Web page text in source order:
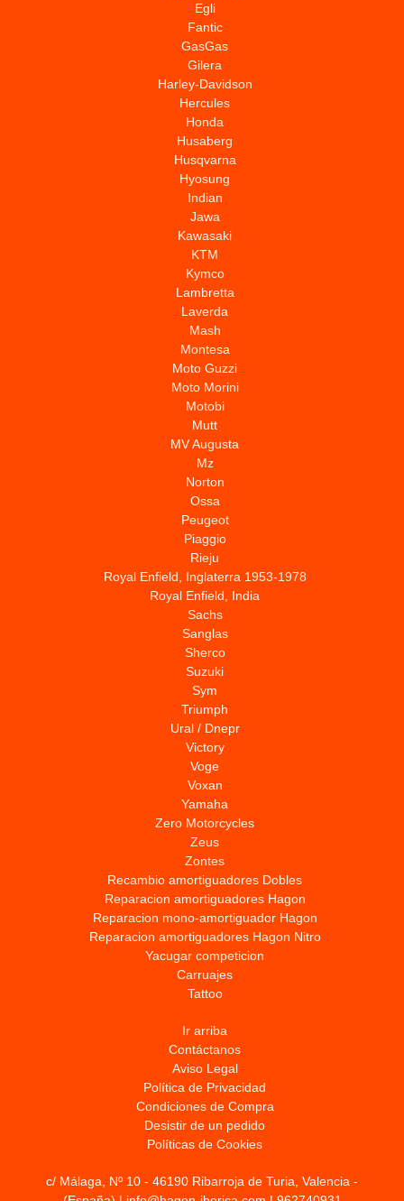
Egli
Fantic
GasGas
Gilera
Harley-Davidson
Hercules
Honda
Husaberg
Husqvarna
Hyosung
Indian
Jawa
Kawasaki
KTM
Kymco
Lambretta
Laverda
Mash
Montesa
Moto Guzzi
Moto Morini
Motobi
Mutt
MV Augusta
Mz
Norton
Ossa
Peugeot
Piaggio
Rieju
Royal Enfield, Inglaterra 1953-1978
Royal Enfield, India
Sachs
Sanglas
Sherco
Suzuki
Sym
Triumph
Ural / Dnepr
Victory
Voge
Voxan
Yamaha
Zero Motorcycles
Zeus
Zontes
Recambio amortiguadores Dobles
Reparacion amortiguadores Hagon
Reparacion mono-amortiguador Hagon
Reparacion amortiguadores Hagon Nitro
Yacugar competicion
Carruajes
Tattoo
Ir arriba
Contáctanos
Aviso Legal
Política de Privacidad
Condiciones de Compra
Desistir de un pedido
Políticas de Cookies
c/ Málaga, Nº 10 - 46190 Ribarroja de Turia, Valencia -